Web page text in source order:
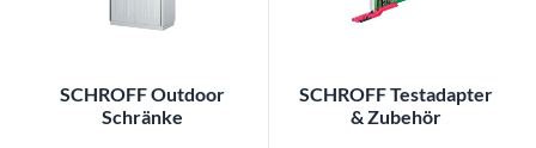
SCHROFF Outdoor
Schränke
SCHROFF Testadapter
& Zubehör